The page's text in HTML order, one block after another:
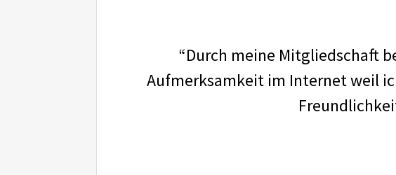
“Durch meine Mitgliedschaft
Aufmerksamkeit im Internet weil